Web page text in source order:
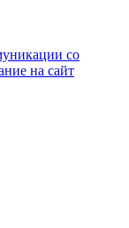
со
на сайт